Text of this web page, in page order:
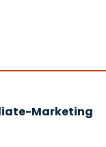
Marketing